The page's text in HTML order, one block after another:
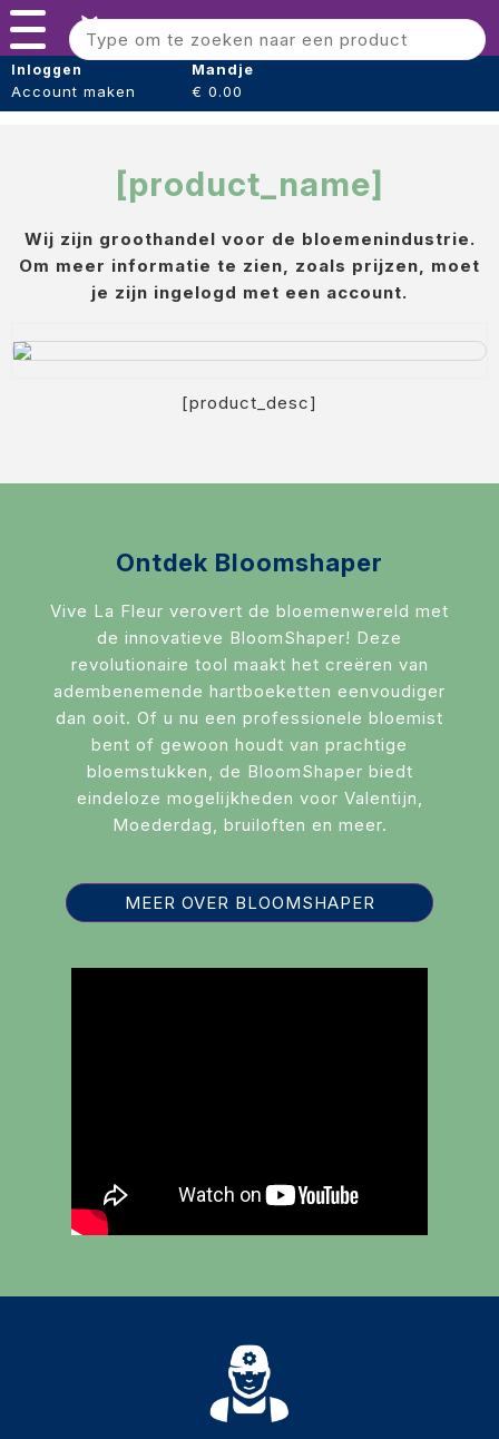
Menu
Bloomshaper
Kleintje knip + Bloemensnijder
Folie (Verpakking)
Boeket hoezen
Potten & vazen
Decoratie
Sfeer verlichting
Mand + Bak
ijzer + Zink
Kaart en Vaas
Zijde Bloemen
Error: product not found or unavailable. Errorcode
#9914Error: product not found or unavailable. Errorcode
#9914
Inloggen
Account maken
Mandje
€ 0.00
[product_name]
Wij zijn groothandel voor de bloemenindustrie.
Om meer informatie te zien, zoals prijzen, moet
je zijn ingelogd met een account.
[product_desc]
Ontdek Bloomshaper
Vive La Fleur verovert de bloemenwereld met
de innovatieve BloomShaper! Deze
revolutionaire tool maakt het creëren van
adembenemende hartboeketten eenvoudiger
dan ooit. Of u nu een professionele bloemist
bent of gewoon houdt van prachtige
bloemstukken, de BloomShaper biedt
eindeloze mogelijkheden voor Valentijn,
Moederdag, bruiloften en meer.
MEER OVER BLOOMSHAPER